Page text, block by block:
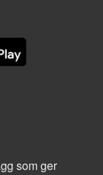
som ger